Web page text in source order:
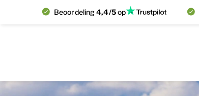
Beoordeling4,4/5op